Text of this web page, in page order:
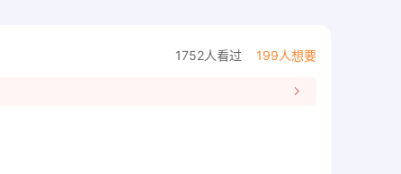
1752人看过 199人想要